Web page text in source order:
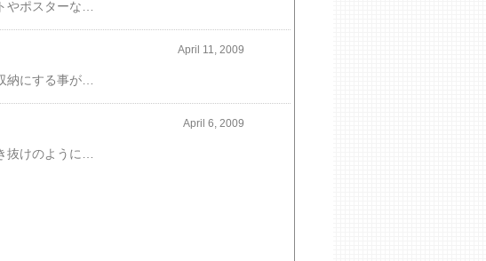
床から天井までパパーンとマッシロの玄関収納です。ここずっと真っ白い玄関収納にする事が多い最近はモダンな住宅用に白い家具が建材メーカーでもそろっているので購入しやすい既製品も見方を変えれば壊れにくく安心感はある。写真はアイカの玄関収納でカウンターもマッシロ同じ白でも各社微妙に違って、光沢のあるものやカウンターが大理石のものもある。つまみやﾊﾝﾄﾞﾙが大きいもの、つまみなしのものもある。玄関収納はサイズが特殊なものや大きなものの場合特注でつくる。素材にこだわったり収まりを極度にシャープにするときも特注です。白い収納の良いところは、見た目すっきりしてよいのと玄関が明るく見えるそして明るく見える分広く感じるのが白い家具の特徴ですね
April 11, 2009
April 6, 2009